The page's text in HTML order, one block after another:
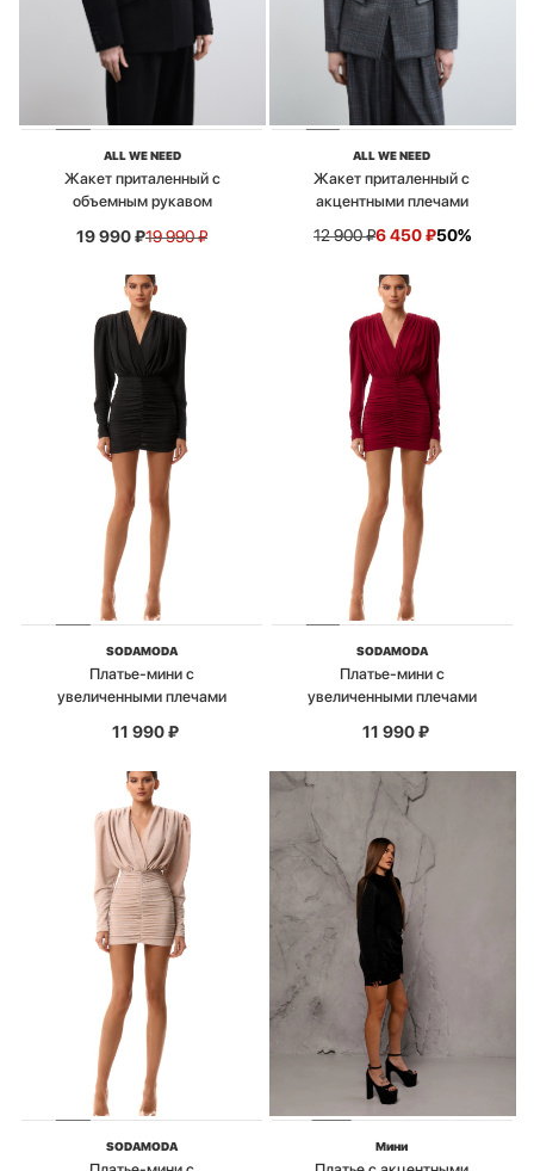
ALL WE NEED
Жакет приталенный с
объемным рукавом
19 990₽
19 990₽
ALL WE NEED
Жакет приталенный с
акцентными плечами
12 900₽6 450₽50%
SODAMODA
Платье-мини с
увеличенными плечами
11 990₽
SODAMODA
Платье-мини с
увеличенными плечами
11 990₽
SODAMODA Мини